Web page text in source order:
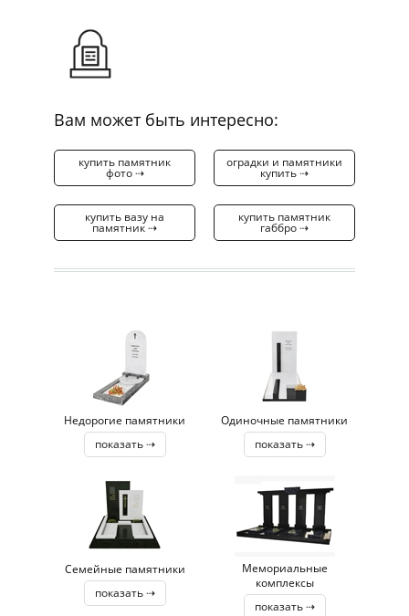
Вам может быть интересно:
купить памятник
фото ⇢
оградки и памятники
купить ⇢
купить вазу на
памятник ⇢
купить памятник
габбро ⇢
Недорогие памятники
показать ⇢
Одиночные памятники
показать ⇢
Семейные памятники
показать ⇢
Мемориальные
комплексы
показать ⇢